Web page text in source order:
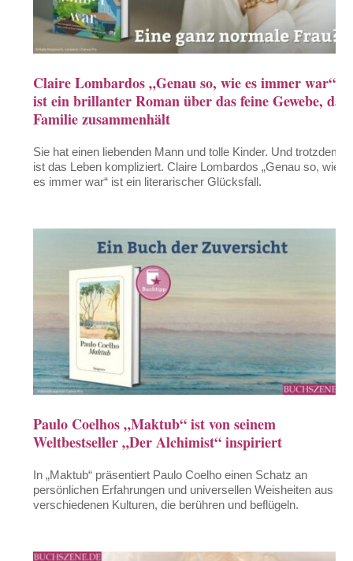
Claire Lombardos „Genau so, wie es immer war“
ist ein brillanter Roman über das feine Gewebe, das
Familie zusammenhält
Sie hat einen liebenden Mann und tolle Kinder. Und trotzdem
ist das Leben kompliziert. Claire Lombardos „Genau so, wie
es immer war“ ist ein literarischer Glücksfall.
Paulo Coelhos „Maktub“ ist von seinem
Weltbestseller „Der Alchimist“ inspiriert
In „Maktub“ präsentiert Paulo Coelho einen Schatz an
persönlichen Erfahrungen und universellen Weisheiten aus
verschiedenen Kulturen, die berühren und beflügeln.